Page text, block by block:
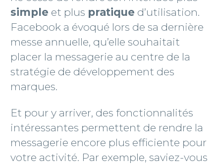
simple et plus pratique d’utilisation.
Facebook a évoqué lors de sa dernière
messe annuelle, qu’elle souhaitait
placer la messagerie au centre de la
stratégie de développement des
marques.
Et pour y arriver, des fonctionnalités
intéressantes permettent de rendre la
messagerie encore plus efficiente pour
votre activité. Par exemple, saviez-vous